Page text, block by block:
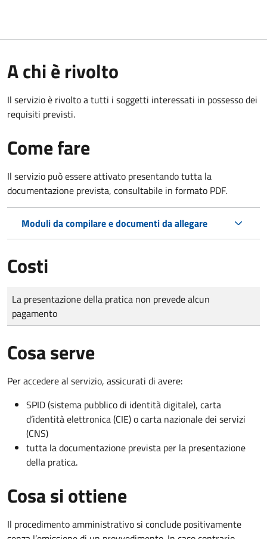
A chi è rivolto
Il servizio è rivolto a tutti i soggetti interessati in possesso dei
requisiti previsti.
Come fare
Il servizio può essere attivato presentando tutta la
documentazione prevista, consultabile in formato PDF.
Moduli da compilare e documenti da allegare
Costi
Tipo di pagamento
Importo
La presentazione della pratica non prevede alcun
pagamento
Cosa serve
Per accedere al servizio, assicurati di avere:
SPID (sistema pubblico di identità digitale), carta
d’identità elettronica (CIE) o carta nazionale dei servizi
(CNS)
tutta la documentazione prevista per la presentazione
della pratica.
Cosa si ottiene
Il procedimento amministrativo si conclude positivamente